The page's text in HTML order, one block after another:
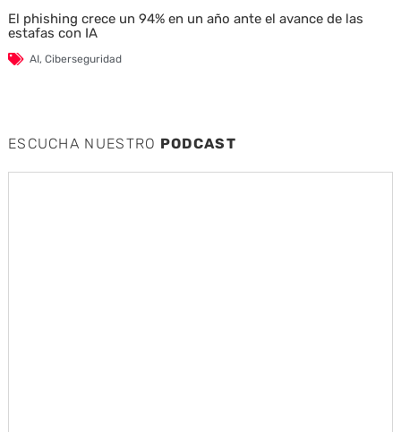
El phishing crece un 94% en un año ante el avance de las
estafas con IA
AI, Ciberseguridad
ESCUCHA NUESTRO PODCAST